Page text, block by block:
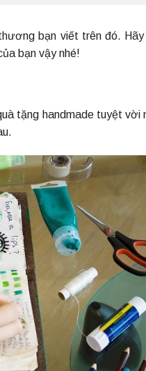
bạn viết trên đó.
bạn vậy nhé!
tặng handmade tuyệt vời